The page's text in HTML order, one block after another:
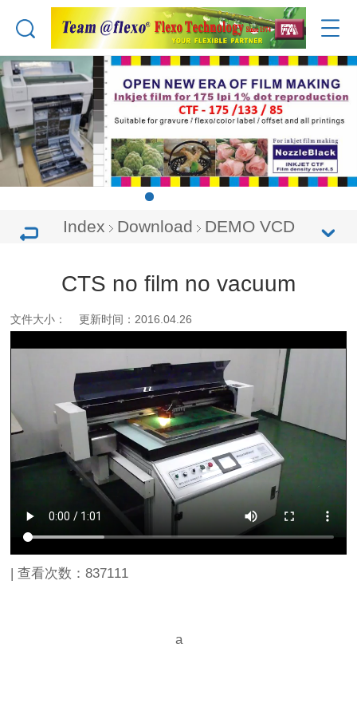
Index Download DEMO VCD
CTS no film no vacuum
文件大小： 更新时间：2016.04.26
| 查看次数：837111
a